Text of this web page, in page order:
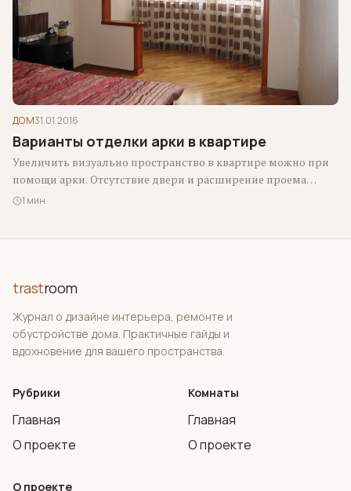
ДОМ31.01.2016
Варианты отделки арки в квартире
Увеличить визуально пространство в квартире можно при
помощи арки. Отсутствие двери и расширение проема
делают помещение больше и светлее. Именно…
1 мин
trastroom
Журнал о дизайне интерьера, ремонте и
обустройстве дома. Практичные гайды и
вдохновение для вашего пространства.
Рубрики
Главная
О проекте
Комнаты
Главная
О проекте
О проекте